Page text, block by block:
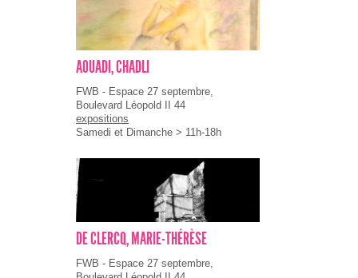
AOUADI, CHADLI
FWB - Espace 27 septembre,
Boulevard Léopold II 44
expositions
Samedi et Dimanche > 11h-18h
DE CLERCQ, MARIE-THÉRÈSE
FWB - Espace 27 septembre,